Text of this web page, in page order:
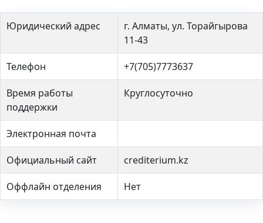
Юридический адрес
г. Алматы, ул. Торайгырова
11-43
Телефон +7(705)7773637
Время работы
поддержки
Круглосуточно
Электронная почта
Официальный сайт crediterium.kz
Оффлайн отделения Нет